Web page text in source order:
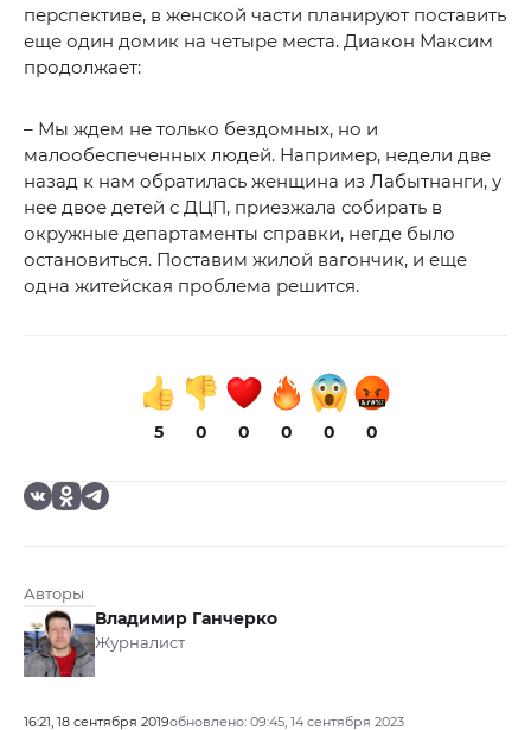
перспективе, в женской части планируют поставить
еще один домик на четыре места. Диакон Максим
продолжает:
– Мы ждем не только бездомных, но и
малообеспеченных людей. Например, недели две
назад к нам обратилась женщина из Лабытнанги, у
нее двое детей с ДЦП, приезжала собирать в
окружные департаменты справки, негде было
остановиться. Поставим жилой вагончик, и еще
одна житейская проблема решится.
5 0 0 0 0 0
Авторы
Владимир Ганчерко
Журналист
16:21, 18 сентября 2019обновлено: 09:45, 14 сентября 2023